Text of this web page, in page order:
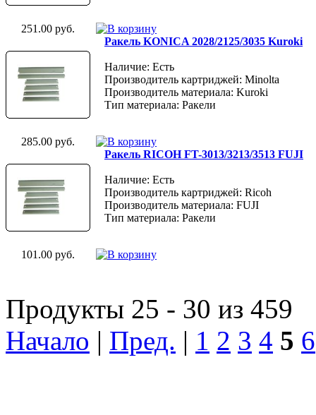
251.00 руб.
Ракель KONICA 2028/2125/3035 Kuroki
Наличие: Есть
Производитель картриджей: Minolta
Производитель материала: Kuroki
Тип материала: Ракели
285.00 руб.
Ракель RICOH FT-3013/3213/3513 FUJI
Наличие: Есть
Производитель картриджей: Ricoh
Производитель материала: FUJI
Тип материала: Ракели
101.00 руб.
Продукты 25 - 30 из 459
Начало | Пред. | 1 2 3 4 5 6